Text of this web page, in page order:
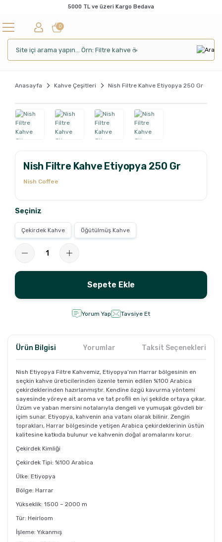
5000 TL ve üzeri Kargo Bedava
0
Anasayfa Kahve Çeşitleri Nish Filtre Kahve Etiyopya 250 Gr
Nish Filtre Kahve Etiyopya 250 Gr
Nish Coffee
Seçiniz
Çekirdek Kahve Öğütülmüş Kahve
Sepete Ekle
Yorum Yap Tavsiye Et
Ürün Bilgisi Yorumlar Taksit Seçenekleri
Nish Etiyopya Filtre Kahvemiz, Etiyopya’nın Harrar bölgesinin en
seçkin kahve üreticilerinden özenle temin edilen %100 Arabica
çekirdeklerinden hazırlanmıştır. Kendine özgü kavurma yöntemi
sayesinde yöreye ait aroma ve tat profili en iyi şekilde ortaya çıkar.
Üzüm ve yaban mersini notalarıyla dengeli ve yumuşak gövdeli bir
içim sunar. Etiyopya, kahvenin ana vatanı olarak bilinir. Zengin
toprakları, Harrar bölgesinde yetişen Arabica çekirdeklerinin üstün
kalitesine katkıda bulunur ve kahvenin doğal aromalarını korur.
Çekirdek Kimliği
Çekirdek Tipi: %100 Arabica
Ülke: Etiyopya
Bölge: Harrar
Yükseklik: 1500 – 2000 m
Tür: Heirloom
İşleme: Yıkanmış